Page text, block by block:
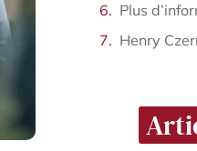
Plus
Henry